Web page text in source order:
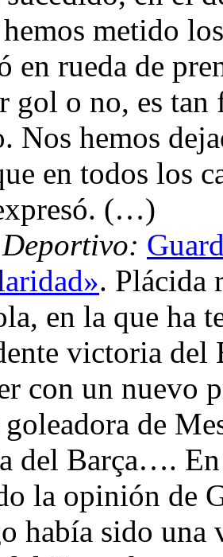
hemos metido
en rueda de
gol o no, es
Nos hemos
en todos los
(…)
. Plácida
en la que ha
victoria del
con un nuevo
de
del Barça….
la opinión de
había sido una